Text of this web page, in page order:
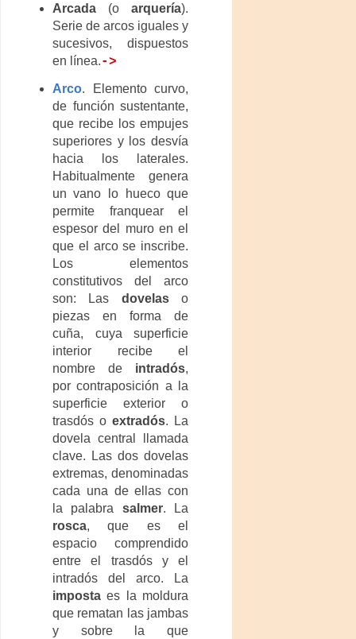
Arcada (oarquería).
Serie de arcos iguales y
sucesivos, dispuestos
en línea.->
Arco. Elemento curvo,
de función sustentante,
que recibe los empujes
superiores y los desvía
hacia los laterales.
Habitualmente genera
un vano lo hueco que
permite franquear el
espesor del muro en el
que el arco se inscribe.
Los elementos
constitutivos del arco
son: Las dovelaso
piezas en forma de
cuña, cuya superficie
interior recibe el
nombre de intradós,
por contraposición a la
superficie exterior o
trasdós oextradós. La
dovela central llamada
clave. Las dos dovelas
extremas, denominadas
cada una de ellas con
la palabra salmer. La
rosca, que es el
espacio comprendido
entre el trasdós y el
intradós del arco. La
impostaes la moldura
que rematan las jambas
y sobre la que